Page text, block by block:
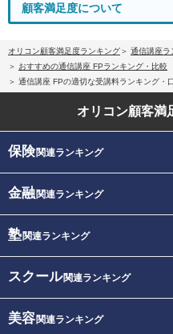
顧客満足度について
オリコン顧客満足度ランキング
通信講座ラ
おすすめの通信講座 FPランキング・比較
通信講座 FPの適切な受講料ランキング・
オリコン顧客満
保険関連ランキング
金融関連ランキング
塾関連ランキング
スクール関連ランキング
美容関連ランキング